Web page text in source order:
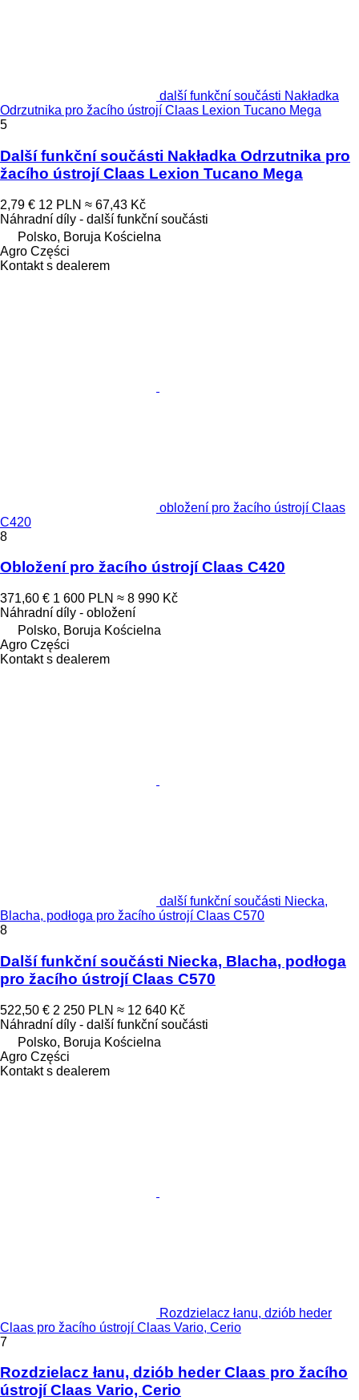
další funkční součásti Nakładka
Odrzutnika pro žacího ústrojí Claas Lexion Tucano Mega
5
Další funkční součásti Nakładka Odrzutnika pro
žacího ústrojí Claas Lexion Tucano Mega
2,79 € 12 PLN ≈ 67,43 Kč
Náhradní díly - další funkční součásti
Polsko, Boruja Kościelna
Agro Części
Kontakt s dealerem
obložení pro žacího ústrojí Claas
C420
8
Obložení pro žacího ústrojí Claas C420
371,60 € 1 600 PLN ≈ 8 990 Kč
Náhradní díly - obložení
Polsko, Boruja Kościelna
Agro Części
Kontakt s dealerem
další funkční součásti Niecka,
Blacha, podłoga pro žacího ústrojí Claas C570
8
Další funkční součásti Niecka, Blacha, podłoga
pro žacího ústrojí Claas C570
522,50 € 2 250 PLN ≈ 12 640 Kč
Náhradní díly - další funkční součásti
Polsko, Boruja Kościelna
Agro Części
Kontakt s dealerem
Rozdzielacz łanu, dziób heder
Claas pro žacího ústrojí Claas Vario, Cerio
7
Rozdzielacz łanu, dziób heder Claas pro žacího
ústrojí Claas Vario, Cerio